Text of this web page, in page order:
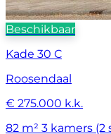
Beschikbaar
Kade 30 C
Roosendaal
€ 275.000 k.k.
82 m² 3 kamers (2